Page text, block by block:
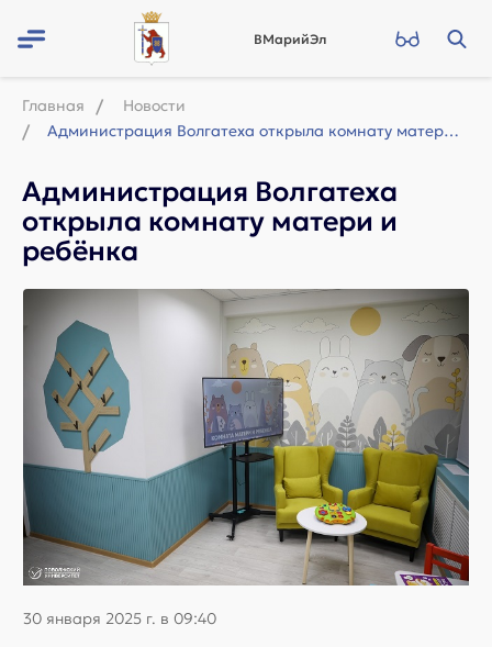
ВМарийЭл
Главная
Новости
Администрация Волгатеха открыла комнату матери и ребёнка
Администрация Волгатеха
открыла комнату матери и
ребёнка
30 января 2025 г. в 09:40